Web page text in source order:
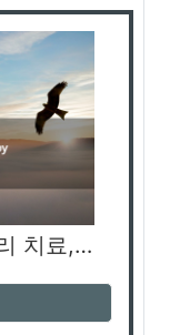
ACPK 2025-3 애착과 심리 치료, Attachment and Psychotherapy, Привязанность и психотерапия (안복희 교수)